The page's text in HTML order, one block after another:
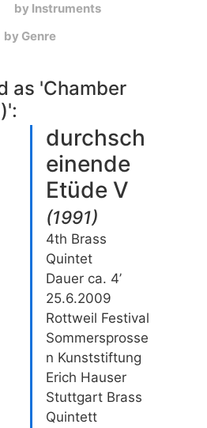
by Instruments
by Genre
as 'Chamber
':
durchsch
einende
Etüde V
(1991)
4th Brass
Quintet
Dauer ca. 4’
25.6.2009
Rottweil Festival
Sommersprosse
n Kunststiftung
Erich Hauser
Stuttgart Brass
Quintett